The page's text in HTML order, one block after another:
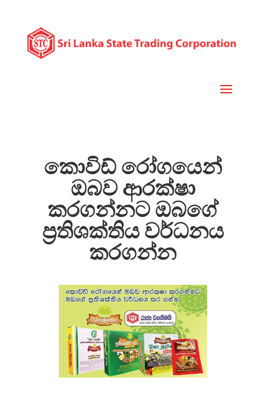
කොවිඩ් රෝගයෙන්
ඔබව ආරක්ෂා
කරගන්නට ඔබගේ
ප්‍රතිශක්තිය වර්ධනය
කරගන්න